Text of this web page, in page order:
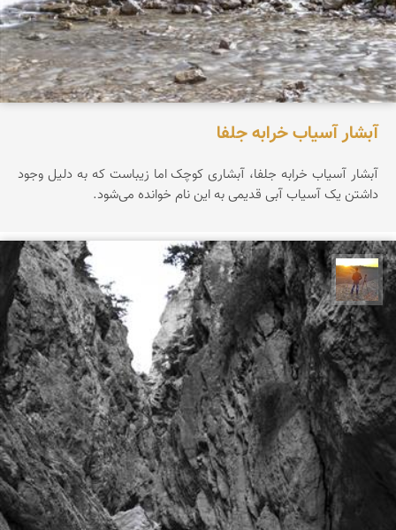
آبشار آسیاب خرابه جلفا
آبشار آسیاب خرابه جلفا، آبشاری کوچک اما زیباست که به دلیل وجود
داشتن یک آسیاب آبی قدیمی به این نام خوانده می‌شود.
مهدی مخلصیان